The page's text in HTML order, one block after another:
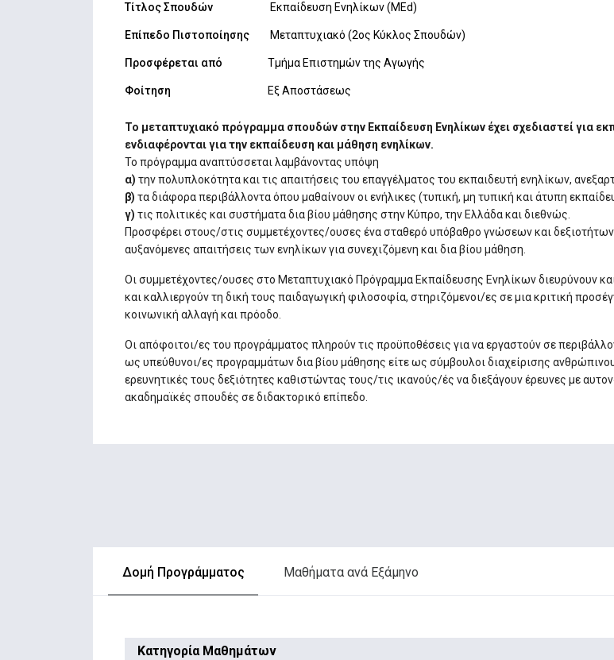
Τίτλος Σπουδών Εκπαίδευση Ενηλίκων (MEd)
Επίπεδο Πιστοποίησης Mεταπτυχιακό (2ος Κύκλος Σπουδών)
Προσφέρεται από Τμήμα Επιστημών της Αγωγής
Φοίτηση Εξ Αποστάσεως
Το μεταπτυχιακό πρόγραμμα σπουδών στην Εκπαίδευση Ενηλίκων έχει σχεδιαστεί για
ενδιαφέρονται για την εκπαίδευση και μάθηση ενηλίκων.
Το πρόγραμμα αναπτύσσεται λαμβάνοντας υπόψη
α) την πολυπλοκότητα και τις απαιτήσεις του επαγγέλματος του εκπαιδευτή ενηλίκων,
β) τα διάφορα περιβάλλοντα όπου μαθαίνουν οι ενήλικες (τυπική, μη τυπική και άτυπη
γ) τις πολιτικές και συστήματα δια βίου μάθησης στην Κύπρο, την Ελλάδα και διεθνώς.
Προσφέρει στους/στις συμμετέχοντες/ουσες ένα σταθερό υπόβαθρο γνώσεων και
αυξανόμενες απαιτήσεις των ενηλίκων για συνεχιζόμενη και δια βίου μάθηση.
Οι συμμετέχοντες/ουσες στο Μεταπτυχιακό Πρόγραμμα Εκπαίδευσης Ενηλίκων διευρύνουν
και καλλιεργούν τη δική τους παιδαγωγική φιλοσοφία, στηριζόμενοι/ες σε μια κριτική
κοινωνική αλλαγή και πρόοδο.
Οι απόφοιτοι/ες του προγράμματος πληρούν τις προϋποθέσεις για να εργαστούν σε
ως υπεύθυνοι/ες προγραμμάτων δια βίου μάθησης είτε ως σύμβουλοι διαχείρισης
ερευνητικές τους δεξιότητες καθιστώντας τους/τις ικανούς/ές να διεξάγουν έρευνες με
ακαδημαϊκές σπουδές σε διδακτορικό επίπεδο.
Δομή Προγράμματος Μαθήματα ανά Εξάμηνο
Κατηγορία Μαθημάτων